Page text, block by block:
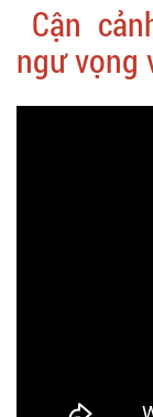
Cận
ngư vọng